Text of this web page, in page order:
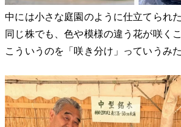
中には小さな庭園のように仕立てられ
同じ株でも、色や模様の違う花が咲く
こういうのを「咲き分け」っていうみ